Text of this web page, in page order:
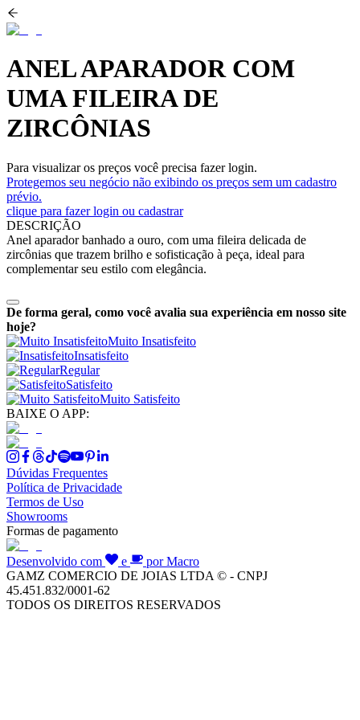
ANEL APARADOR COM
UMA FILEIRA DE
ZIRCÔNIAS
Para visualizar os preços você precisa fazer login.
Protegemos seu negócio não exibindo os preços sem um cadastro
prévio.
clique para fazer login ou cadastrar
DESCRIÇÃO
Anel aparador banhado a ouro, com uma fileira delicada de
zircônias que trazem brilho e sofisticação à peça, ideal para
complementar seu estilo com elegância.
De forma geral, como você avalia sua experiência em nosso site
hoje?
Muito Insatisfeito
Insatisfeito
Regular
Satisfeito
Muito Satisfeito
BAIXE O APP:
Dúvidas Frequentes
Política de Privacidade
Termos de Uso
Showrooms
Formas de pagamento
Desenvolvido com e
por Macro
GAMZ COMERCIO DE JOIAS LTDA © - CNPJ
45.451.832/0001-62
TODOS OS DIREITOS RESERVADOS